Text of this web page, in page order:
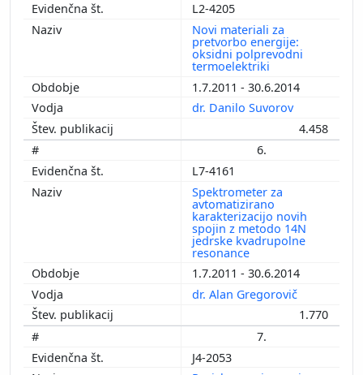
L2-4205
Novi materiali za
pretvorbo energije:
oksidni polprevodni
termoelektriki
1.7.2011 - 30.6.2014
dr. Danilo Suvorov
4.458
6.
L7-4161
Spektrometer za
avtomatizirano
karakterizacijo novih
spojin z metodo 14N
jedrske kvadrupolne
resonance
1.7.2011 - 30.6.2014
dr. Alan Gregorovič
1.770
7.
J4-2053